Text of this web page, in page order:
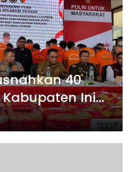
40
Ini
Pasar Narkoba